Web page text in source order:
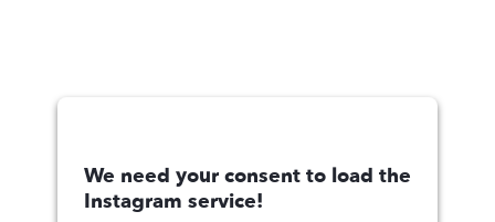
We need your consent to load the
Instagram service!